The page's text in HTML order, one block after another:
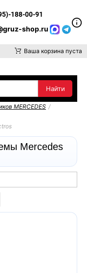
188-00-91
shop.ru
Ваша корзина пуста
MERCEDES /
Mercedes